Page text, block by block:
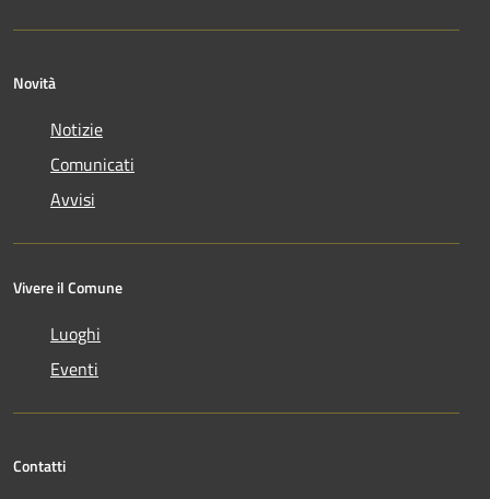
Novità
Notizie
Comunicati
Avvisi
Vivere il Comune
Luoghi
Eventi
Contatti